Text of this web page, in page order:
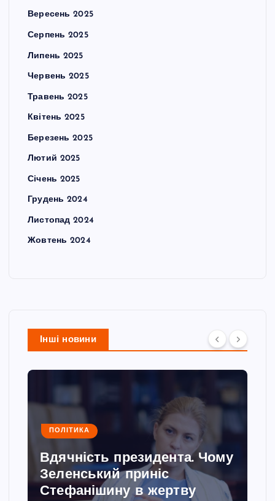
Вересень 2025
Серпень 2025
Липень 2025
Червень 2025
Травень 2025
Квітень 2025
Березень 2025
Лютий 2025
Січень 2025
Грудень 2024
Листопад 2024
Жовтень 2024
Інші новини
ПОЛІТИКА
Вдячність президента. Чому
Зеленський приніс
Стефанішину в жертву